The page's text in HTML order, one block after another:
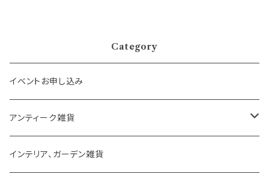
Category
イベントお申し込み
アンティーク雑貨
ゼリーモールド
インテリア、ガーデン雑貨